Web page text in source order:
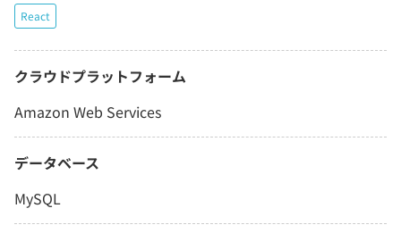
React
クラウドプラットフォーム
Amazon Web Services
データベース
MySQL